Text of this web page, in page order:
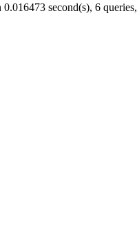
0.016473 second(s), 6